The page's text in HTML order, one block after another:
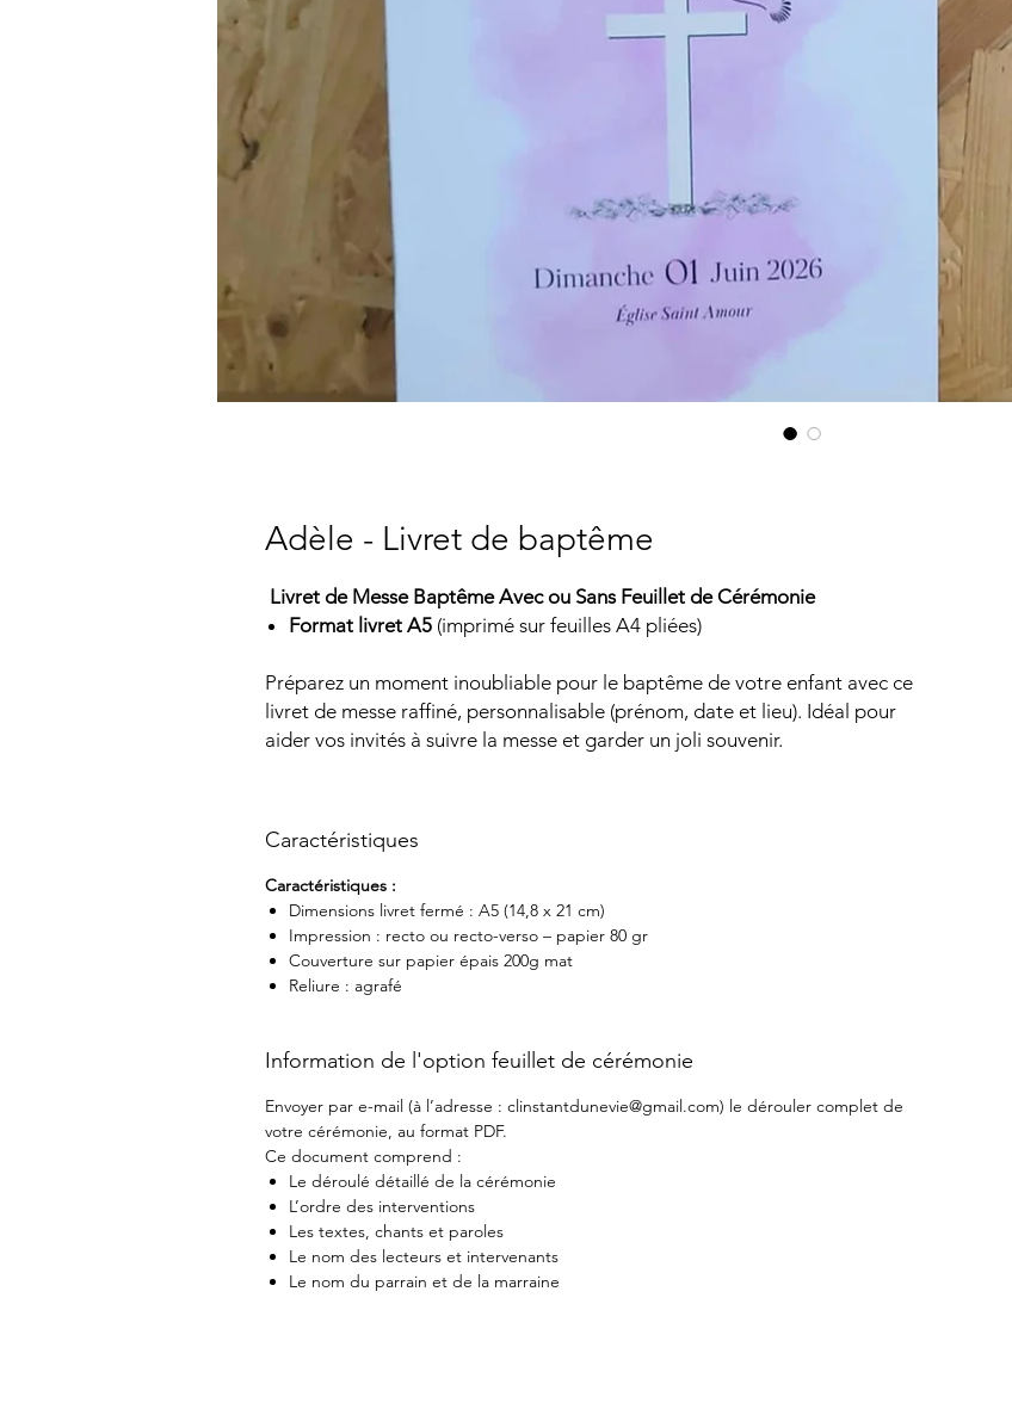
Adèle - Livret de baptême
Livret de Messe Baptême Avec ou Sans Feuillet de Cérémonie
Format livret A5 (imprimé sur feuilles A4 pliées)
Préparez un moment inoubliable pour le baptême de votre enfant avec ce
livret de messe raffiné, personnalisable (prénom, date et lieu). Idéal pour
aider vos invités à suivre la messe et garder un joli souvenir.
Caractéristiques
Caractéristiques :
Dimensions livret fermé : A5 (14,8 x 21 cm)
Impression : recto ou recto-verso – papier 80 gr
Couverture sur papier épais 200g mat
Reliure : agrafé
Information de l'option feuillet de cérémonie
Envoyer par e-mail (à l’adresse : clinstantdunevie@gmail.com) le dérouler complet de
votre cérémonie, au format PDF.
Ce document comprend :
Le déroulé détaillé de la cérémonie
L’ordre des interventions
Les textes, chants et paroles
Le nom des lecteurs et intervenants
Le nom du parrain et de la marraine